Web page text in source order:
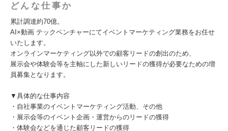
どんな仕事か
累計調達約70億。
AI×動画 テックベンチャーにてイベントマーケティング業務をお任せ
いたします。
オンラインマーケティング以外での顧客リードの創出のため、
展示会や体験会等を主軸にした新しいリードの獲得が必要なための増
員募集となります。
▼具体的な仕事内容
・自社事業のイベントマーケティング活動、その他
・展示会等のイベント企画・運営からのリードの獲得
・体験会などを通じた顧客リードの獲得